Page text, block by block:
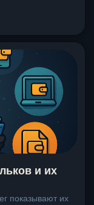
и их
показывают их